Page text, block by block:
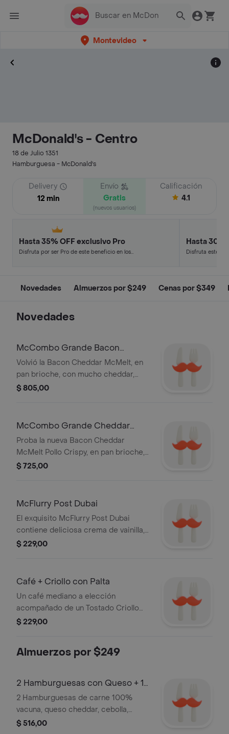
Montevideo
McDonald's - Centro
18 de Julio 1351
Hamburguesa - McDonald's
Delivery
12 min
Envío
Gratis
(nuevos usuarios)
Calificación
4.1
Hasta 35% OFF exclusivo Pro
Disfruta por ser Pro de este beneficio en los
Hasta 30%
Disfruta este
Novedades Almuerzos por $249 Cenas por $349
Novedades
McCombo Grande Bacon
Cheddar McMelt 2c
Volvió la Bacon Cheddar McMelt, en
pan brioche, con mucho cheddar,
bacon y cebolla fresca, con 2 carnes
$ 805,00
McCombo Grande Cheddar
McMelt Pollo
Proba la nueva Bacon Cheddar
McMelt Pollo Crispy, en pan brioche,
mucho queso cheddar, bacon, cebolla
grande.
$ 725,00
McFlurry Post Dubai
El exquisito McFlurry Post Dubai
contiene deliciosa crema de vainilla,
combinado con topping de chocolate,
$ 229,00
Café + Criollo con Palta
Un café mediano a elección
acompañado de un Tostado Criollo
con palta, huevo y queso. Para que tus
$ 229,00
Almuerzos por $249
2 Hamburguesas con Queso + 1
Papas Pequeña + 1 Refresco
Pequeño
2 Hamburguesas de carne 100%
vacuna, queso cheddar, cebolla,
ketchup y mostaza. Acompañado de
$ 516,00